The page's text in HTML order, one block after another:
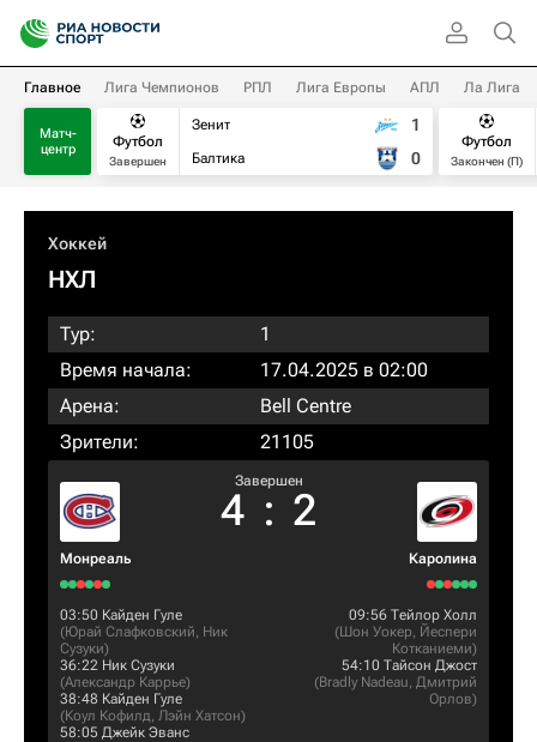
Главное Лига Чемпионов РПЛ Лига Европы АПЛ Ла Лига
Матч-
центр
Футбол
Завершен
Зенит
Балтика
1
0
Футбол
Закончен (П)
Хоккей
НХЛ
Тур:
1
Время начала:
17.04.2025 в 02:00
Арена:
Bell Centre
Зрители:
21105
Монреаль
Завершен
4 : 2
Каролина
03:50 Кайден Гуле
(Юрай Слафковский, Ник
Сузуки)
36:22 Ник Сузуки
(Александр Каррье)
38:48 Кайден Гуле
(Коул Кофилд, Лэйн Хатсон)
58:05 Джейк Эванс
09:56 Тейлор Холл
(Шон Уокер, Йеспери
Котканиеми)
54:10 Тайсон Джост
(Bradly Nadeau, Дмитрий
Орлов)